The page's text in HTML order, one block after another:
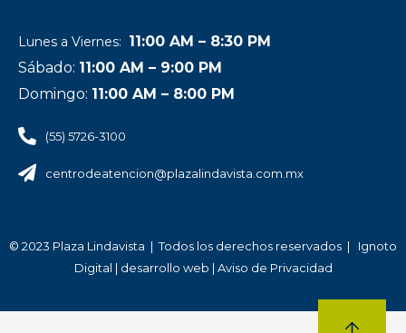
Lunes a Viernes: 11:00 AM – 8:30 PM
Sábado: 11:00 AM – 9:00 PM
Domingo: 11:00 AM – 8:00 PM
(55) 5726-3100
centrodeatencion@plazalindavista.com.mx
© 2023 Plaza Lindavista | Todos los derechos reservados | Ignoto
Digital | desarrollo web | Aviso de Privacidad